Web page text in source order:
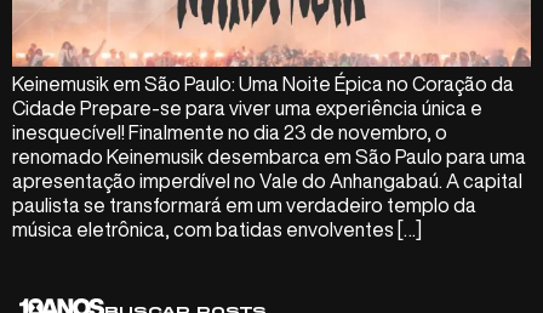
Keinemusik em São Paulo: Uma Noite Épica no Coração da
Cidade Prepare-se para viver uma experiência única e
inesquecível! Finalmente no dia 23 de novembro, o
renomado Keinemusik desembarca em São Paulo para uma
apresentação imperdível no Vale do Anhangabaú. A capital
paulista se transformará em um verdadeiro templo da
música eletrônica, com batidas envolventes […]